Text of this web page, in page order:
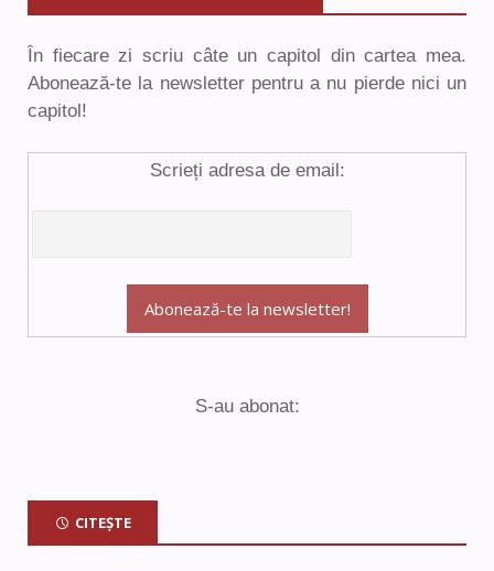
În fiecare zi scriu câte un capitol din cartea mea.
Abonează-te la newsletter pentru a nu pierde nici un
capitol!
Scrieți adresa de email:
S-au abonat:
CITEȘTE